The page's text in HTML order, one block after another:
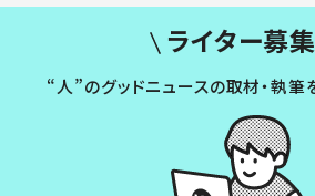
ライター募集
“人”のグッドニュースの取材・執筆